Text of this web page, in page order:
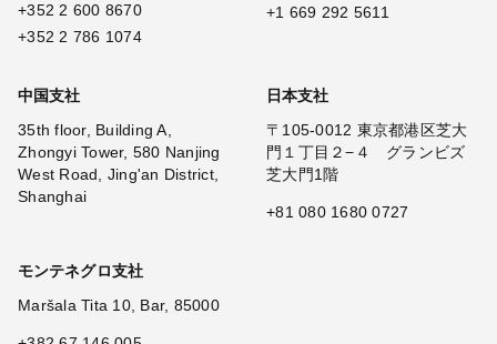
+352 2 600 8670
+352 2 786 1074
+1 669 292 5611
中国支社
35th floor, Building A,
Zhongyi Tower, 580 Nanjing
West Road, Jing'an District,
Shanghai
日本支社
〒105-0012 東京都港区芝大
門１丁目２−４ グランビズ
芝大門1階
+81 080 1680 0727
モンテネグロ支社
Maršala Tita 10, Bar, 85000